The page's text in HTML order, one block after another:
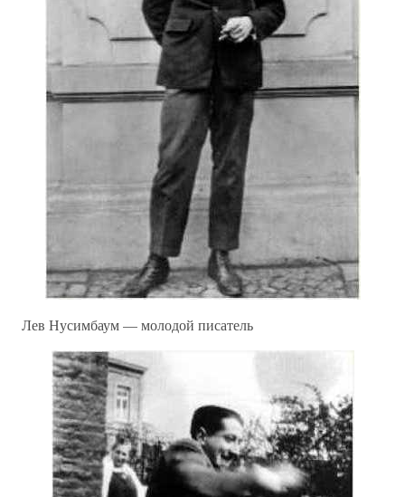
Лев Нусимбаум — молодой писатель